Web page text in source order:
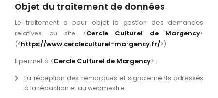
Objet du traitement de données
Le traitement a pour objet la gestion des demandes
relatives au site <Cercle Culturel de Margency>
(<https://www.cercleculturel-margency.fr/>)
Il permet à <Cercle Culturel de Margency> :
La réception des remarques et signalements adressés
à la rédaction et au webmestre